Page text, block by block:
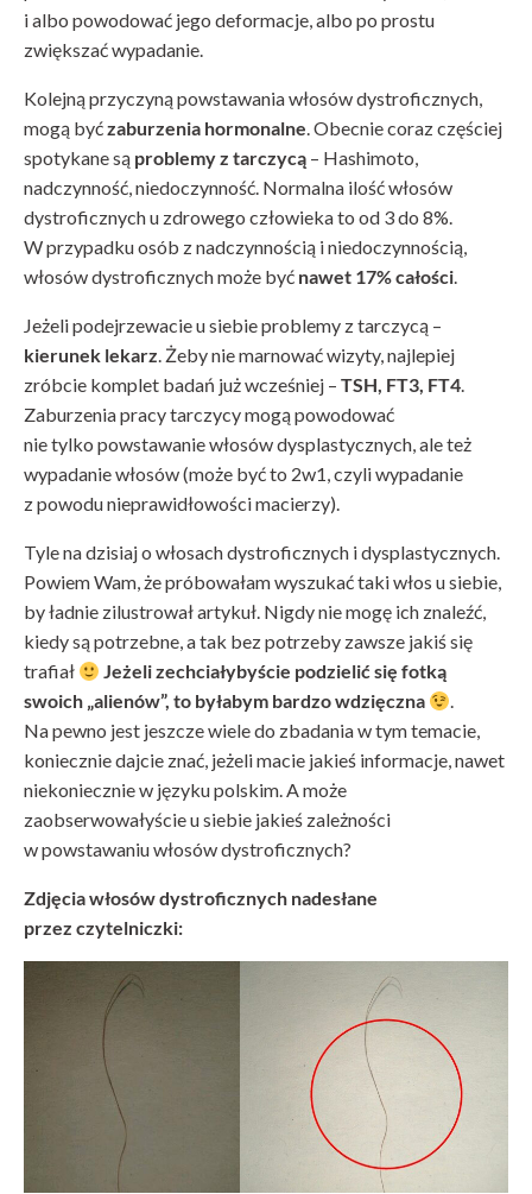
i albo powodować jego deformacje, albo po prostu
zwiększać wypadanie.
Kolejną przyczyną powstawania włosów dystroficznych,
mogą byćzaburzenia hormonalne. Obecnie coraz częściej
spotykane są problemy z tarczycą – Hashimoto,
nadczynność, niedoczynność. Normalna ilość włosów
dystroficznych u zdrowego człowieka to od 3 do 8%.
W przypadku osób z nadczynnością i niedoczynnością,
włosów dystroficznych może być nawet 17% całości.
Jeżeli podejrzewacie u siebie problemy z tarczycą –
kierunek lekarz. Żeby nie marnować wizyty, najlepiej
zróbcie komplet badań już wcześniej – TSH, FT3, FT4.
Zaburzenia pracy tarczycy mogą powodować
nie tylko powstawanie włosów dysplastycznych, ale też
wypadanie włosów (może być to 2w1, czyli wypadanie
z powodu nieprawidłowości macierzy).
Tyle na dzisiaj o włosach dystroficznych i dysplastycznych.
Powiem Wam, że próbowałam wyszukać taki włos u siebie,
by ładnie zilustrował artykuł. Nigdy nie mogę ich znaleźć,
kiedy są potrzebne, a tak bez potrzeby zawsze jakiś się
trafiał
Jeżeli zechciałybyście podzielić się fotką
swoich „alienów”, to byłabym bardzo wdzięczna
.
Na pewno jest jeszcze wiele do zbadania w tym temacie,
koniecznie dajcie znać, jeżeli macie jakieś informacje, nawet
niekoniecznie w języku polskim. A może
zaobserwowałyście u siebie jakieś zależności
w powstawaniu włosów dystroficznych?
Zdjęcia włosów dystroficznych nadesłane
przez czytelniczki: